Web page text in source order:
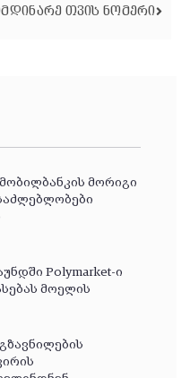
ᲗᲕᲘᲡ ᲜᲝᲛᲔᲠᲘ
მორიგი
Polymarket-ი
მოელის